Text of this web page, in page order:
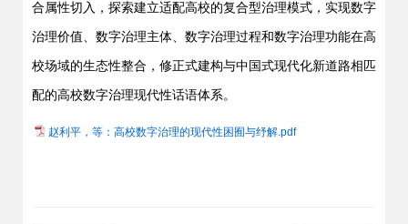
合属性切入，探索建立适配高校的复合型治理模式，实现数字
治理价值、数字治理主体、数字治理过程和数字治理功能在高
校场域的生态性整合，修正式建构与中国式现代化新道路相匹
配的高校数字治理现代性话语体系。
赵利平，等：高校数字治理的现代性困囿与纾解.pdf